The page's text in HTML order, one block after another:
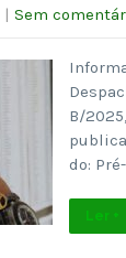
| Sem
B/
do:
Ler +